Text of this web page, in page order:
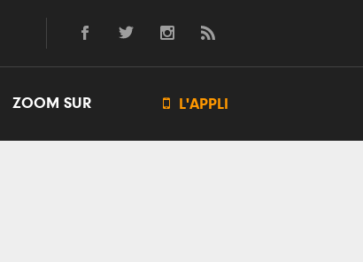
ZOOM SUR  L'APPLI